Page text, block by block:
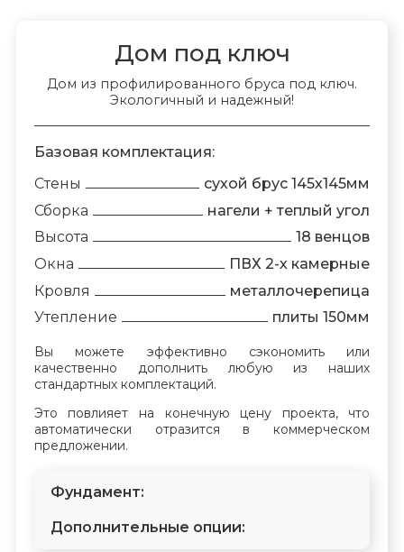
Дом под ключ
Дом из профилированного бруса под ключ.
Экологичный и надежный!
Базовая комплектация:
Стены
сухой брус 145х145мм
Сборка
нагели + теплый угол
Высота
18 венцов
Окна
ПВХ 2-х камерные
Кровля
металлочерепица
Утепление
плиты 150мм
Вы можете эффективно сэкономить или
качественно дополнить любую из наших
стандартных комплектаций.
Это повлияет на конечную цену проекта, что
автоматически отразится в коммерческом
предложении.
Фундамент:
Дополнительные опции: